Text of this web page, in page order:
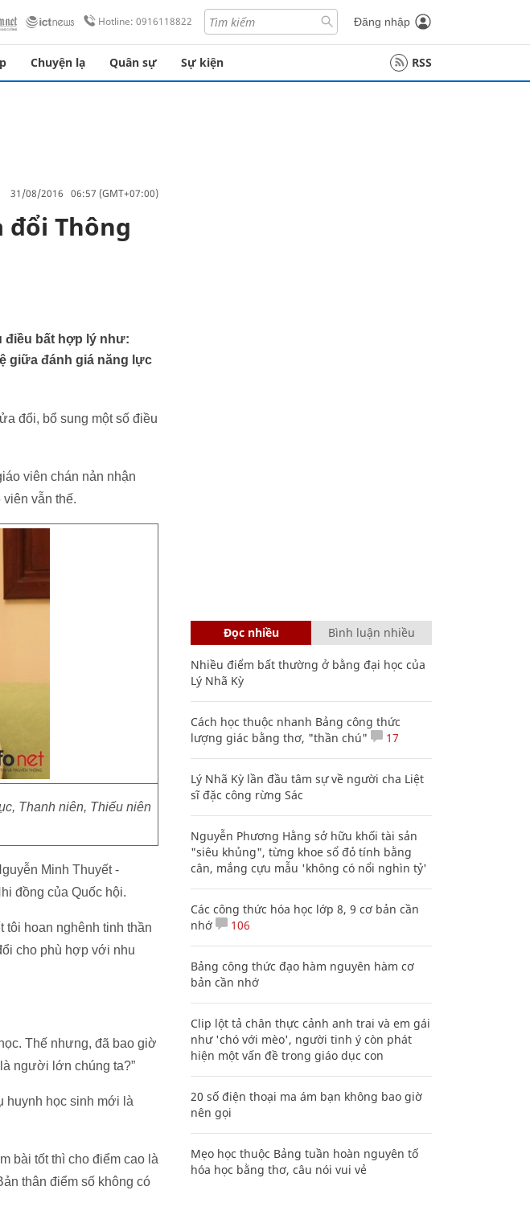
Hotline: 0916118822 Đăng nhập
Chuyện lạ Quân sự Sự kiện RSS
31/08/2016 06:57 (GMT+07:00)
đổi Thông
điều bất hợp lý như:
giữa đánh giá năng lực
đổi, bổ sung một số điều
viên chán nản nhận
vẫn thế.
Thanh niên, Thiếu niên
Minh Thuyết -
đồng của Quốc hội.
tôi hoan nghênh tinh thần
cho phù hợp với nhu
Thế nhưng, đã bao giờ
người lớn chúng ta?”
huynh học sinh mới là
bài tốt thì cho điểm cao là
thân điểm số không có
Đọc nhiều Bình luận nhiều
Nhiều điểm bất thường ở bằng đại học của
Lý Nhã Kỳ
Cách học thuộc nhanh Bảng công thức
lượng giác bằng thơ, "thần chú"
17
Lý Nhã Kỳ lần đầu tâm sự về người cha Liệt
sĩ đặc công rừng Sác
Nguyễn Phương Hằng sở hữu khối tài sản
"siêu khủng", từng khoe sổ đỏ tính bằng
cân, mắng cựu mẫu 'không có nổi nghìn tỷ'
Các công thức hóa học lớp 8, 9 cơ bản cần
nhớ
106
Bảng công thức đạo hàm nguyên hàm cơ
bản cần nhớ
Clip lột tả chân thực cảnh anh trai và em gái
như 'chó với mèo', người tinh ý còn phát
hiện một vấn đề trong giáo dục con
20 số điện thoại ma ám bạn không bao giờ
nên gọi
Mẹo học thuộc Bảng tuần hoàn nguyên tố
hóa học bằng thơ, câu nói vui vẻ